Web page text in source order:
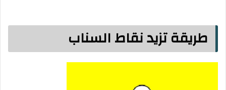
طريقة تزيد نقاط السناب